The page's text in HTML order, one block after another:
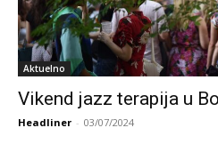
Aktuelno
Vikend jazz terapija u
Headliner - 03/07/2024